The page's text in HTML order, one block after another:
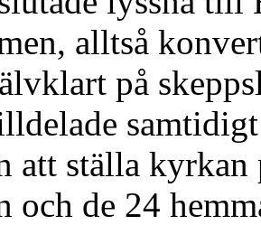
alltså
på
att ställa
och de 24